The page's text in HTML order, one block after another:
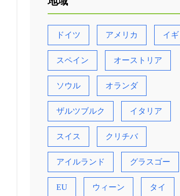
ドイツ アメリカ イ
スペイン オーストリア
ソウル オランダ
ザルツブルク イタリア
スイス クリチバ
アイルランド グラスゴー
EU ウィーン タイ